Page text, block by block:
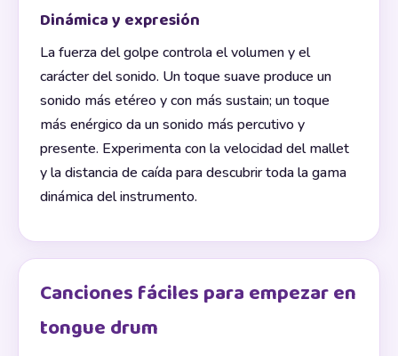
Dinámica y expresión
La fuerza del golpe controla el volumen y el
carácter del sonido. Un toque suave produce un
sonido más etéreo y con más sustain; un toque
más enérgico da un sonido más percutivo y
presente. Experimenta con la velocidad del mallet
y la distancia de caída para descubrir toda la gama
dinámica del instrumento.
Canciones fáciles para empezar en
tongue drum